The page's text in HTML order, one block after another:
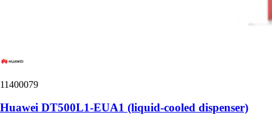
11400079
Huawei DT500L1-EUA1 (liquid-cooled dispenser)